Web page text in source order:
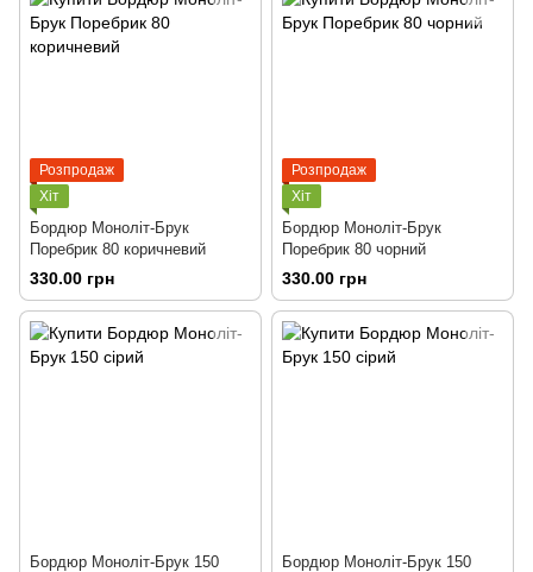
Розпродаж
Хіт
Бордюр Моноліт-Брук
Поребрик 80 коричневий
330.00 грн
Розпродаж
Хіт
Бордюр Моноліт-Брук
Поребрик 80 чорний
330.00 грн
Бордюр Моноліт-Брук 150
Бордюр Моноліт-Брук 150